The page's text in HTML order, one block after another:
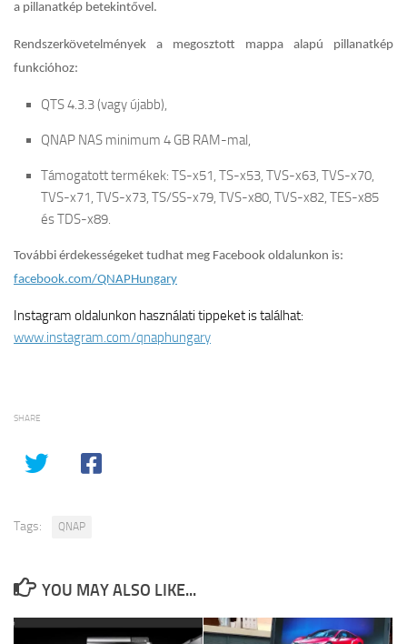
a pillanatkép betekintővel.
Rendszerkövetelmények a megosztott mappa alapú pillanatkép
funkcióhoz:
QTS 4.3.3 (vagy újabb),
QNAP NAS minimum 4 GB RAM-mal,
Támogatott termékek: TS-x51, TS-x53, TVS-x63, TVS-x70,
TVS-x71, TVS-x73, TS/SS-x79, TVS-x80, TVS-x82, TES-x85
és TDS-x89.
További érdekességeket tudhat meg Facebook oldalunkon is:
facebook.com/QNAPHungary
Instagram oldalunkon használati tippeket is találhat:
www.instagram.com/qnaphungary
SHARE
Tags: QNAP
YOU MAY ALSO LIKE...